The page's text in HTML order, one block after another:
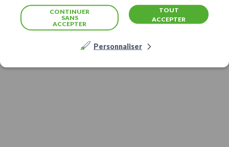
TOUT
ACCEPTER
CONTINUER
SANS
ACCEPTER
Personnaliser